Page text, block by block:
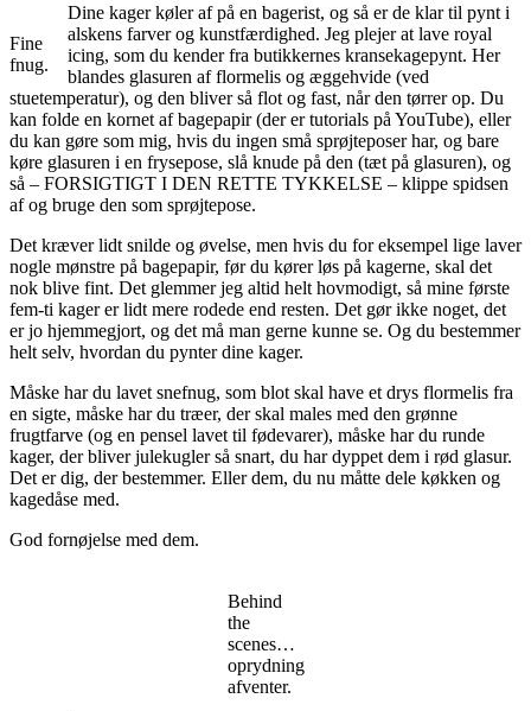
Fine
fnug.
Dine kager køler af på en bagerist, og så er de klar til pynt i
alskens farver og kunstfærdighed. Jeg plejer at lave royal
icing, som du kender fra butikkernes kransekagepynt. Her
blandes glasuren af flormelis og æggehvide (ved
stuetemperatur), og den bliver så flot og fast, når den tørrer op. Du
kan folde en kornet af bagepapir (der er tutorials på YouTube), eller
du kan gøre som mig, hvis du ingen små sprøjteposer har, og bare
køre glasuren i en frysepose, slå knude på den (tæt på glasuren), og
så – FORSIGTIGT I DEN RETTE TYKKELSE – klippe spidsen
af og bruge den som sprøjtepose.
Det kræver lidt snilde og øvelse, men hvis du for eksempel lige laver
nogle mønstre på bagepapir, før du kører løs på kagerne, skal det
nok blive fint. Det glemmer jeg altid helt hovmodigt, så mine første
fem-ti kager er lidt mere rodede end resten. Det gør ikke noget, det
er jo hjemmegjort, og det må man gerne kunne se. Og du bestemmer
helt selv, hvordan du pynter dine kager.
Måske har du lavet snefnug, som blot skal have et drys flormelis fra
en sigte, måske har du træer, der skal males med den grønne
frugtfarve (og en pensel lavet til fødevarer), måske har du runde
kager, der bliver julekugler så snart, du har dyppet dem i rød glasur.
Det er dig, der bestemmer. Eller dem, du nu måtte dele køkken og
kagedåse med.
God fornøjelse med dem.
Behind
the
scenes…
oprydning
afventer.